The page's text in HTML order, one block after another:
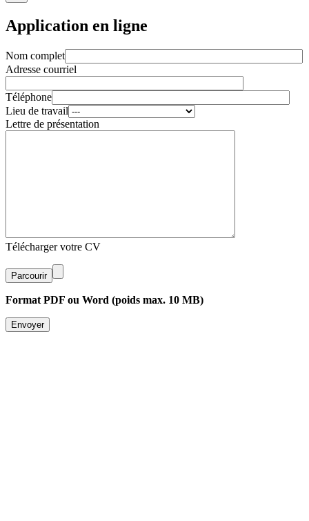
Application en ligne
Nom complet
Adresse courriel
Téléphone
Lieu de travail
Lettre de présentation
Télécharger votre CV
Parcourir
Format PDF ou Word (poids max. 10 MB)